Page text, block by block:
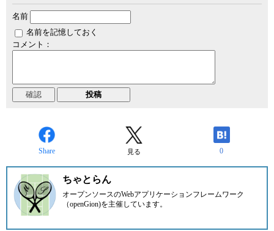
名前
名前を記憶しておく
コメント：
Share 見る 0
ちゃとらん
オープンソースのWebアプリケーションフレームワーク
（openGion)を主催しています。